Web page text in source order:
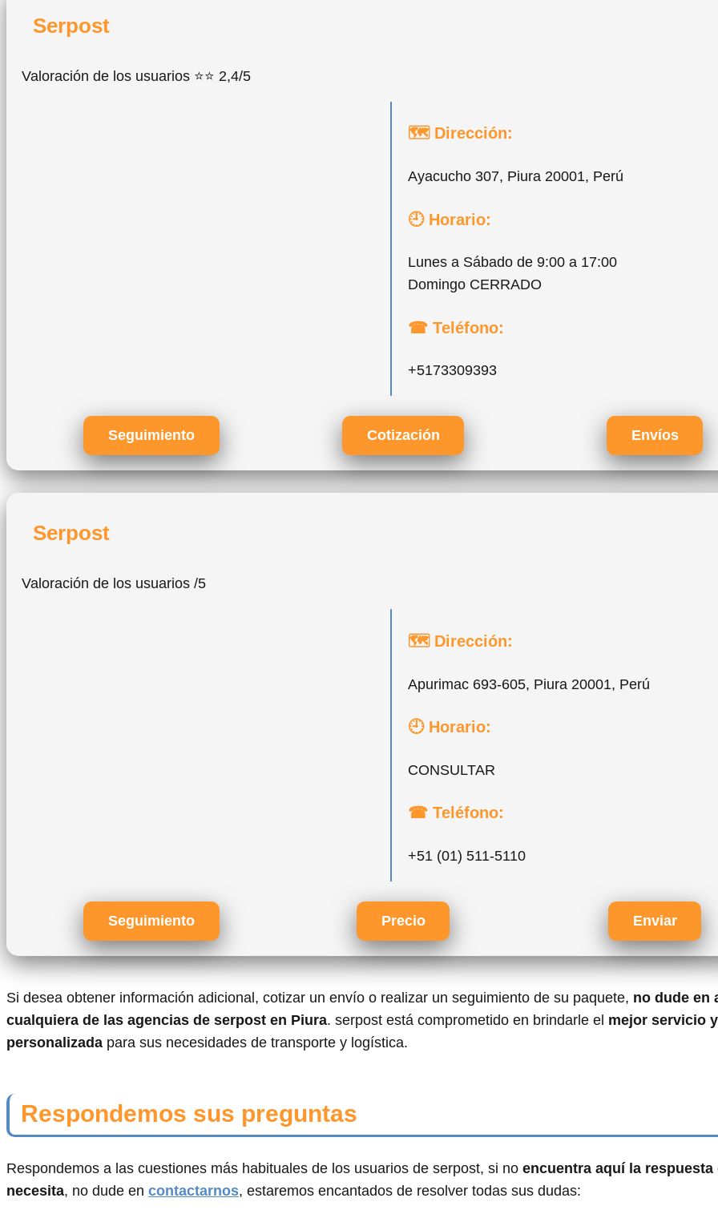
Serpost
Valoración de los usuarios ⭐⭐ 2,4/5
🗺 Dirección:
Ayacucho 307, Piura 20001, Perú
🕘 Horario:
Lunes a Sábado de 9:00 a 17:00
Domingo CERRADO
☎ Teléfono:
+5173309393
Seguimiento Cotización Envíos
Serpost
Valoración de los usuarios /5
🗺 Dirección:
Apurimac 693-605, Piura 20001, Perú
🕘 Horario:
CONSULTAR
☎ Teléfono:
+51 (01) 511-5110
Seguimiento Precio Enviar
Si desea obtener información adicional, cotizar un envío o realizar un seguimiento de su paquete, no dude en
cualquiera de las agencias de serpost en Piura. serpost está comprometido en brindarle el mejor servicio
personalizada para sus necesidades de transporte y logística.
Respondemos sus preguntas
Respondemos a las cuestiones más habituales de los usuarios de serpost, si no encuentra aquí la respuesta
necesita, no dude en contactarnos, estaremos encantados de resolver todas sus dudas: